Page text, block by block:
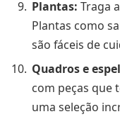
Plantas: Traga
Plantas como
são fáceis de
Quadros e
com peças que
uma seleção